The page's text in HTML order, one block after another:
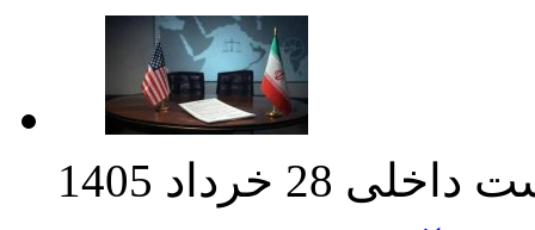
داخلی 28 خرداد 1405